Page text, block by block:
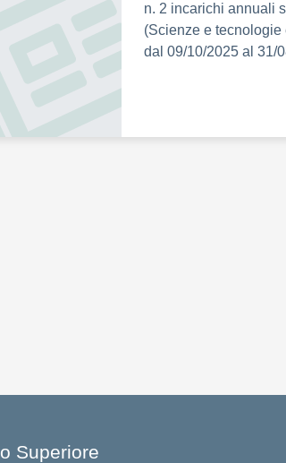
n. 2 incarichi annuali
(Scienze e
dal 09/10/2025 al 31/
Superiore